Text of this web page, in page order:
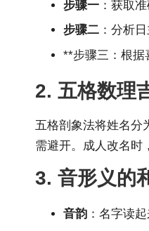
步骤一 ：获取
步骤二 ：分析
**步骤三：根据
2. 五格数理
五格剖象法将姓名分
需避开。成人改名时
3. 音形义的
音韵 ：名字读